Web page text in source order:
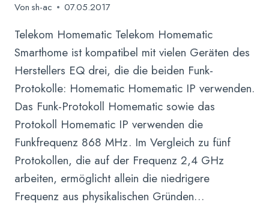
Von sh-ac 07.05.2017
Telekom Homematic Telekom Homematic
Smarthome ist kompatibel mit vielen Geräten des
Herstellers EQ drei, die die beiden Funk-
Protokolle: Homematic Homematic IP verwenden.
Das Funk-Protokoll Homematic sowie das
Protokoll Homematic IP verwenden die
Funkfrequenz 868 MHz. Im Vergleich zu fünf
Protokollen, die auf der Frequenz 2,4 GHz
arbeiten, ermöglicht allein die niedrigere
Frequenz aus physikalischen Gründen…